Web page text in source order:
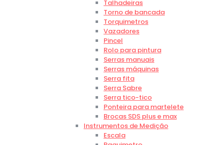
Talhadeiras
Torno de bancada
Torquimetros
Vazadores
Pincel
Rolo para pintura
Serras manuais
Serras máquinas
Serra fita
Serra Sabre
Serra tico-tico
Ponteira para martelete
Brocas SDS plus e max
Instrumentos de Medição
Escala